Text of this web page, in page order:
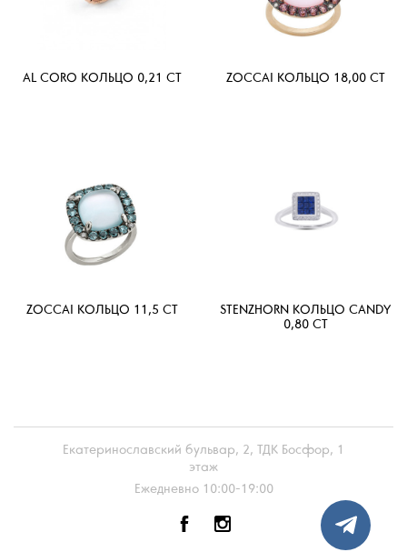
AL CORO КОЛЬЦО 0,21 CT ZOCCAI КОЛЬЦО 18,00 CT
ZOCCAI КОЛЬЦО 11,5 CT
STENZHORN КОЛЬЦО CANDY
0,80 CT
Екатеринославский бульвар, 2, ТДК Босфор, 1
этаж
Ежедневно 10:00-19:00